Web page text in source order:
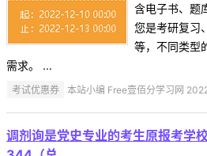
含电子书、题
您是考研复习
等，不同类型
需求。 ...
考试优惠券 本站小编 Free壹佰分学习网
调剂询是党史专业的考生原报考学